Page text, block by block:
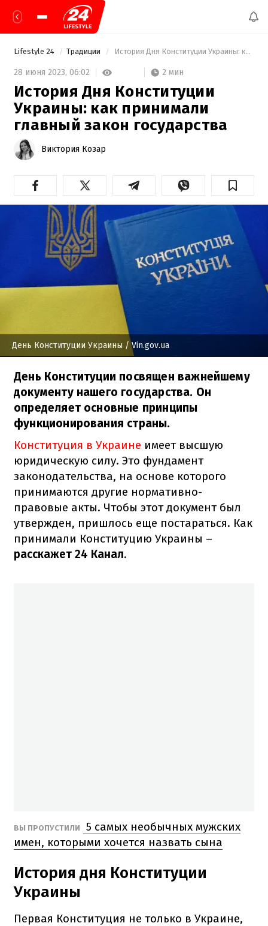
Lifestyle 24 Традиции История Дня Конституции Украины: как принимали главный закон государства
28 июня 2023, 06:02 2 мин
История Дня Конституции
Украины: как принимали
главный закон государства
Виктория Козар
День Конституции Украины / Vin.gov.ua
День Конституции посвящен важнейшему
документу нашего государства. Он
определяет основные принципы
функционирования страны.
Конституция в Украине имеет высшую
юридическую силу. Это фундамент
законодательства, на основе которого
принимаются другие нормативно-
правовые акты. Чтобы этот документ был
утвержден, пришлось еще постараться. Как
принимали Конституцию Украины –
расскажет 24 Канал.
ВЫ ПРОПУСТИЛИ
5 самых необычных мужских
имен, которыми хочется назвать сына
История дня Конституции
Украины
Первая Конституция не только в Украине,